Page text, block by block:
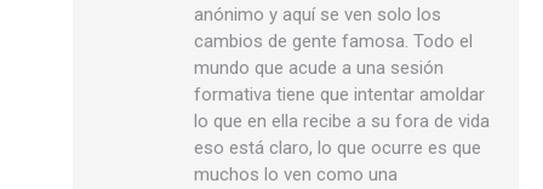
anónimo y aquí se ven solo los
cambios de gente famosa. Todo el
mundo que acude a una sesión
formativa tiene que intentar amoldar
lo que en ella recibe a su fora de vida
eso está claro, lo que ocurre es que
muchos lo ven como una